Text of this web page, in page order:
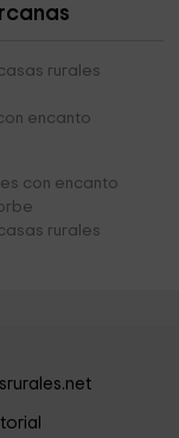
rurales
encanto
con encanto
rurales